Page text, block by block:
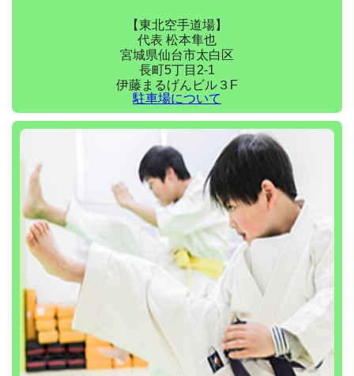
【東北空手道場】
代表 松本隼也
宮城県仙台市太白区
長町5丁目2-1
伊藤まるげんビル３F
駐車場について